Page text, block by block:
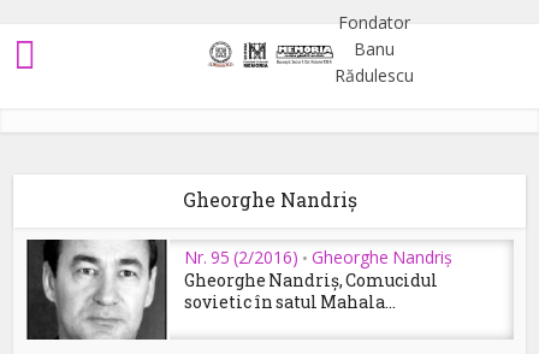
Gheorghe Nandriș
Nr. 95 (2/2016) • Gheorghe Nandriș
Gheorghe Nandriș, Comucidul
sovietic în satul Mahala...